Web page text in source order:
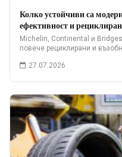
Колко устойчиви са
ефективност и
Michelin, Continental и
повече рециклирани и
27.07.2026